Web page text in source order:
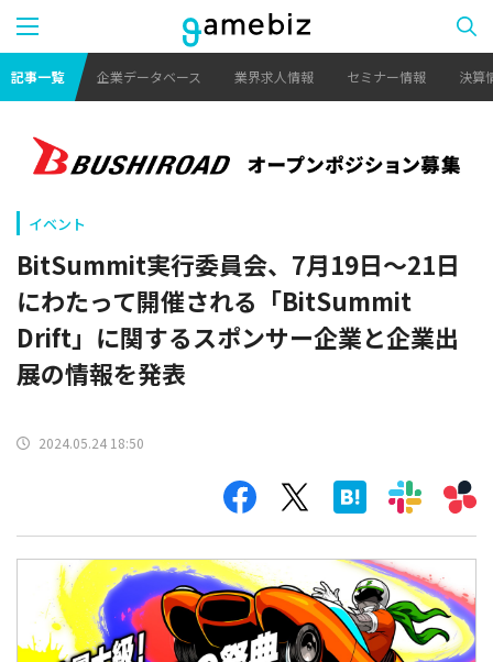
記事一覧 企業データベース 業界求人情報 セミナー情報 決算
イベント
BitSummit実行委員会、7月19日～21日
にわたって開催される「BitSummit
Drift」に関するスポンサー企業と企業出
展の情報を発表
2024.05.24 18:50